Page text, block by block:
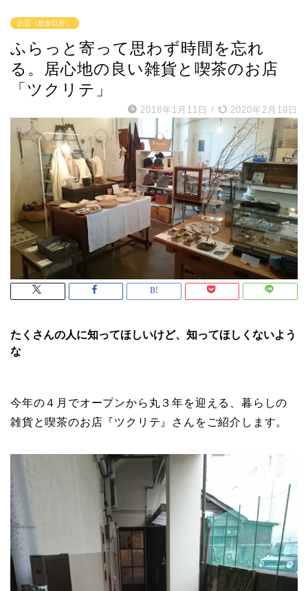
お店（飲食以外）
ふらっと寄って思わず時間を忘れ
る。居心地の良い雑貨と喫茶のお店
「ツクリテ」
2018年1月11日 / 2020年2月19日
たくさんの人に知ってほしいけど、知ってほしくないよう
な
今年の４月でオープンから丸３年を迎える、暮らしの
雑貨と喫茶のお店『ツクリテ』さんをご紹介します。